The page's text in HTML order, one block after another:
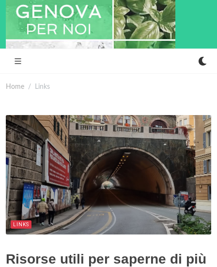
Home Links
LINKS
Risorse utili per saperne di più